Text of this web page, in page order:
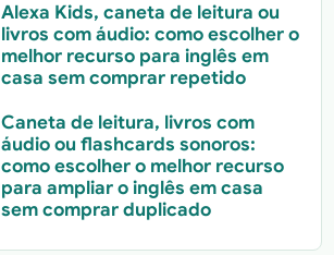
Alexa Kids, caneta de leitura ou
livros com áudio: como escolher o
melhor recurso para inglês em
casa sem comprar repetido
Caneta de leitura, livros com
áudio ou flashcards sonoros:
como escolher o melhor recurso
para ampliar o inglês em casa
sem comprar duplicado